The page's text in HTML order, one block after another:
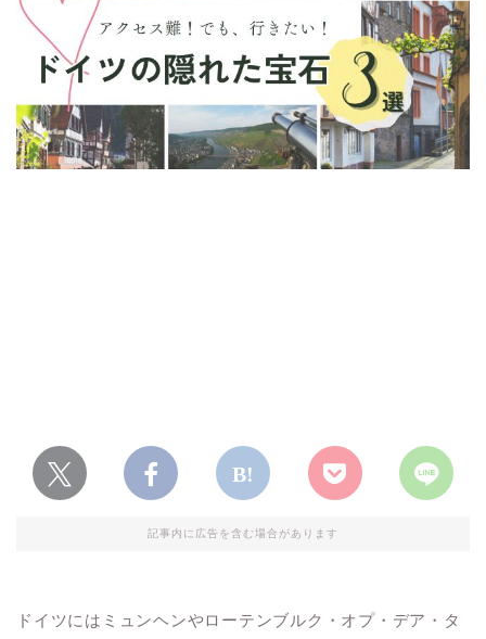
記事内に広告を含む場合があります
ドイツにはミュンヘンやローテンブルク・オプ・デア・タ